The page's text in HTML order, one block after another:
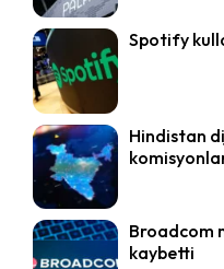
Spotify
Hindistan
Broadcom
kaybetti